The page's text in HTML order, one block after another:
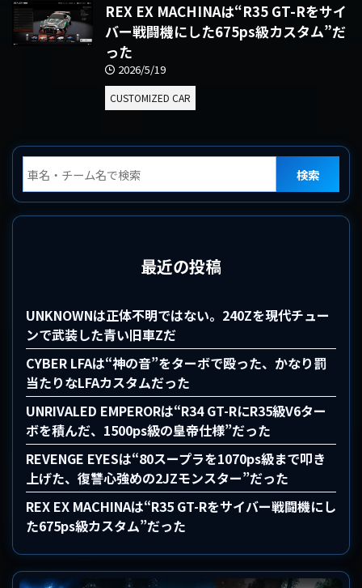
REX EX MACHINAは“R35 GT-Rをサイ
バー戦闘機にした675ps級カスタム”だ
った
2026/5/19
CUSTOMIZED CAR
検索
最近の投稿
UNKNOWNは正体不明ではない。240Zを現代チュー
ンで武装した青い旧車Zだ
CYBER LFAは“神の音”をターボで殴った、かなり罰
当たりなLFAカスタムだった
UNRIVALED EMPERORは“R34 GT-RにR35級V6ター
ボを積んだ、1500ps級の皇帝仕様”だった
REVENGE EYESは“80スープラを1070ps級まで叩き
上げた、復讐心強めの2JZモンスター”だった
REX EX MACHINAは“R35 GT-Rをサイバー戦闘機にし
た675ps級カスタム”だった